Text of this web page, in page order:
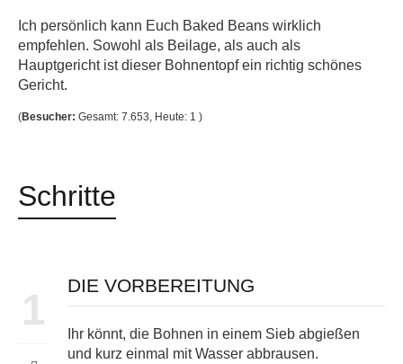
Ich persönlich kann Euch Baked Beans wirklich
empfehlen. Sowohl als Beilage, als auch als
Hauptgericht ist dieser Bohnentopf ein richtig schönes
Gericht.
(Besucher: Gesamt: 7.653, Heute: 1 )
Schritte
1
DIE VORBEREITUNG
Ihr könnt, die Bohnen in einem Sieb abgießen
und kurz einmal mit Wasser abbrausen.